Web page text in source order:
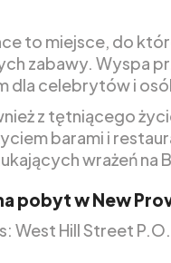
to miejsce, do
zabawy. Wyspa
dla celebrytów i
z tętniącego
barami i
wrażeń na
pobyt w New
West Hill Street